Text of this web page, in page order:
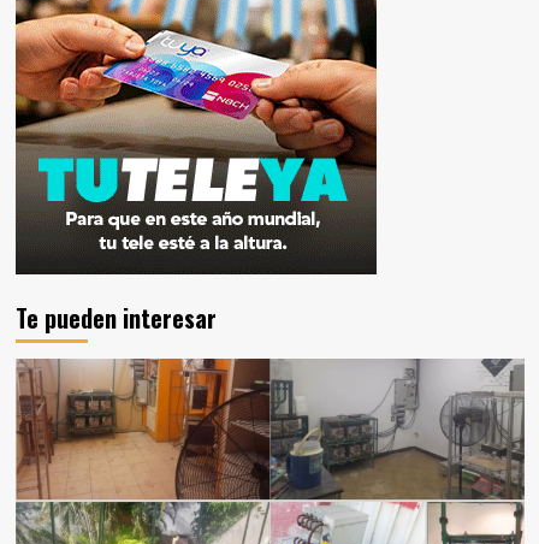
Te pueden interesar